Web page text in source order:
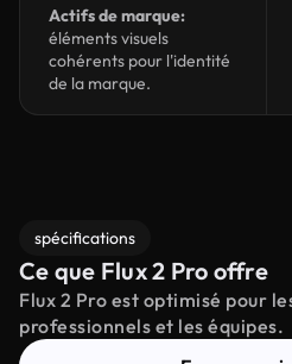
Actifs de marque:
éléments visuels
cohérents pour l'identité
de la marque.
spécifications
Ce que Flux 2 Pro offre
Flux 2 Pro est optimisé pour
professionnels et les équipes.